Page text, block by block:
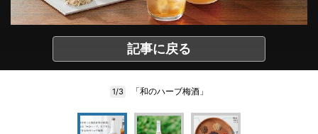
記事に戻る
1/3 「和のハーブ梅酒」